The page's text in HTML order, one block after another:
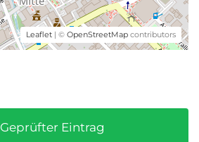
Leaflet | © OpenStreetMap contributors
Geprüfter Eintrag